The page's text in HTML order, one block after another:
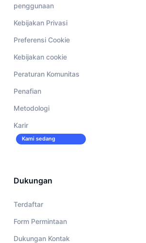
penggunaan
Kebijakan Privasi
Preferensi Cookie
Kebijakan cookie
Peraturan Komunitas
Penafian
Metodologi
Karir
Kami sedang
merekrut!
Dukungan
Terdaftar
Form Permintaan
Dukungan Kontak